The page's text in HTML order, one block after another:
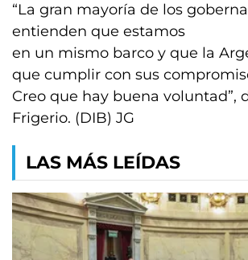
“La gran mayoría de los
entienden que estamos
en un mismo barco y que la
que cumplir con sus
Creo que hay buena voluntad”,
Frigerio. (DIB) JG
LAS MÁS LEÍDAS